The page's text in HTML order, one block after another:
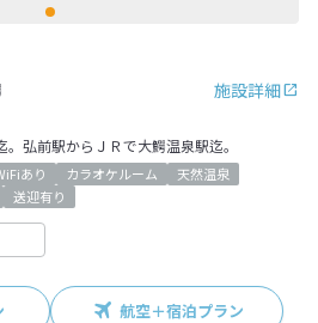
施設詳細
弘前駅からＪＲで大鰐温泉駅迄。
あり カラオケルーム
天然温泉
送迎有り
航空＋宿泊プラン